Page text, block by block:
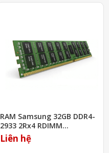
RAM Samsung 32GB DDR4-
2933 2Rx4 RDIMM
(M393A4K40CB2-CVF)
Liên hệ